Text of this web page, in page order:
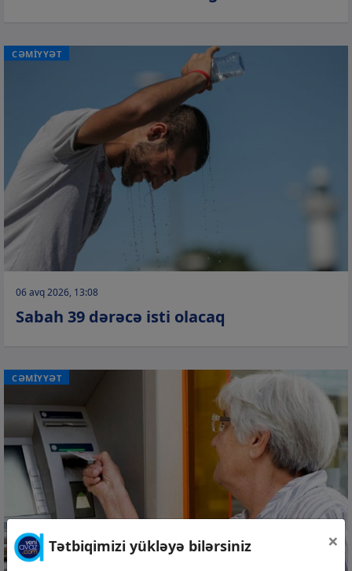
CƏMİYYƏT
06 avq 2026, 13:08
Sabah 39 dərəcə isti olacaq
CƏMİYYƏT
Tətbiqimizi yükləyə bilərsiniz ×